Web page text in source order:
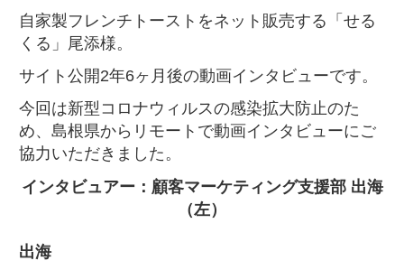
自家製フレンチトーストをネット販売する「せる
くる」尾添様。
サイト公開2年6ヶ月後の動画インタビューです。
今回は新型コロナウィルスの感染拡大防止のた
め、島根県からリモートで動画インタビューにご
協力いただきました。
インタビュアー：顧客マーケティング支援部 出海
（左）
出海